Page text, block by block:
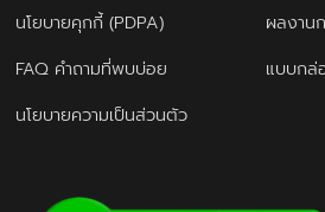
นโยบายคุกกี้ (PDPA)
ผลงาน
FAQ คำถามที่พบบ่อย
แบบกล่
นโยบายความเป็นส่วนตัว